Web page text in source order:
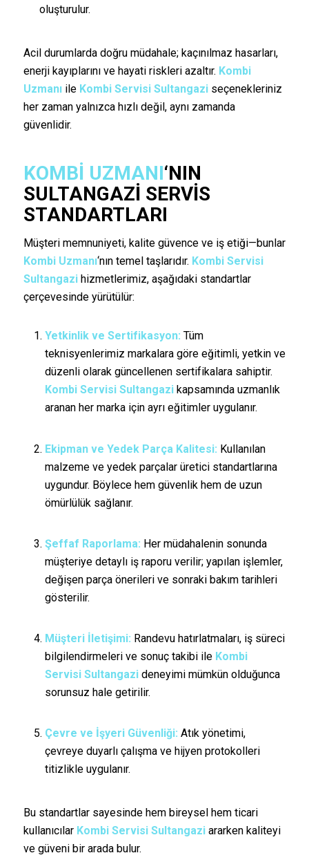
oluşturulur.
Acil durumlarda doğru müdahale; kaçınılmaz hasarları,
enerji kayıplarını ve hayati riskleri azaltır. Kombi
Uzmanıile Kombi Servisi Sultangaziseçenekleriniz
her zaman yalnızca hızlı değil, aynı zamanda
güvenlidir.
KOMBI UZMANI‘NIN
SULTANGAZI SERVIS
STANDARTLARI
Müşteri memnuniyeti, kalite güvence ve iş etiği—bunlar
Kombi Uzmanı‘nın temel taşlarıdır. Kombi Servisi
Sultangazihizmetlerimiz, aşağıdaki standartlar
çerçevesinde yürütülür:
Yetkinlik ve Sertifikasyon: Tüm
teknisyenlerimiz markalara göre eğitimli, yetkin ve
düzenli olarak güncellenen sertifikalara sahiptir.
Kombi Servisi Sultangazikapsamında uzmanlık
aranan her marka için ayrı eğitimler uygulanır.
Ekipman ve Yedek Parça Kalitesi: Kullanılan
malzeme ve yedek parçalar üretici standartlarına
uygundur. Böylece hem güvenlik hem de uzun
ömürlülük sağlanır.
Şeffaf Raporlama: Her müdahalenin sonunda
müşteriye detaylı iş raporu verilir; yapılan işlemler,
değişen parça önerileri ve sonraki bakım tarihleri
gösterilir.
Müşteri İletişimi: Randevu hatırlatmaları, iş süreci
bilgilendirmeleri ve sonuç takibi ile Kombi
Servisi Sultangazideneyimi mümkün olduğunca
sorunsuz hale getirilir.
Çevre ve İşyeri Güvenliği: Atık yönetimi,
çevreye duyarlı çalışma ve hijyen protokolleri
titizlikle uygulanır.
Bu standartlar sayesinde hem bireysel hem ticari
kullanıcılar Kombi Servisi Sultangaziararken kaliteyi
ve güveni bir arada bulur.